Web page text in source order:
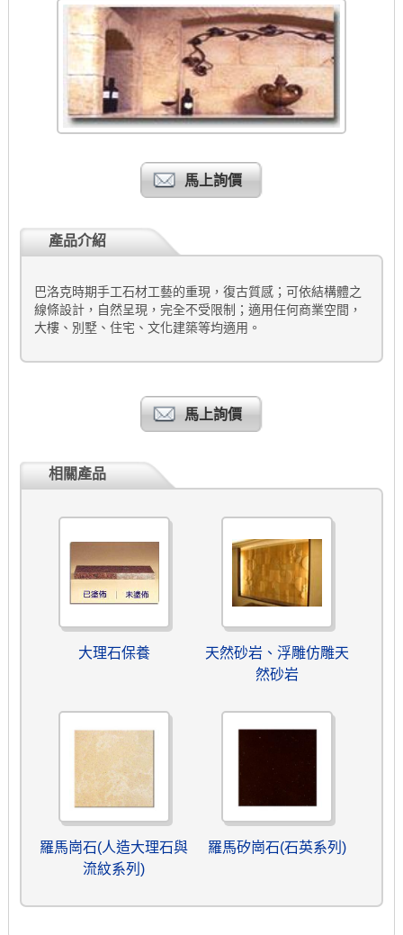
馬上詢價
產品介紹
巴洛克時期手工石材工藝的重現，復古質感；可依結構體之
線條設計，自然呈現，完全不受限制；適用任何商業空間，
大樓、別墅、住宅、文化建築等均適用。
馬上詢價
相關產品
大理石保養
天然砂岩、浮雕仿雕天
然砂岩
羅馬崗石(人造大理石與
流紋系列)
羅馬矽崗石(石英系列)